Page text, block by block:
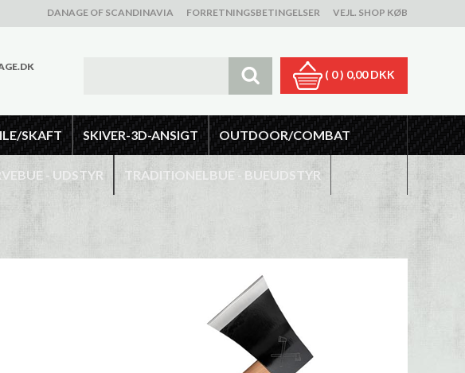
DANAGE OF SCANDINAVIA FORRETNINGSBETINGELSER VEJL. SHOP KØB
( 0 ) 0,00 DKK
SKAFT SKIVER-3D-ANSIGT OUTDOOR/COMBAT
- UDSTYR TRADITIONELBUE - BUEUDSTYR